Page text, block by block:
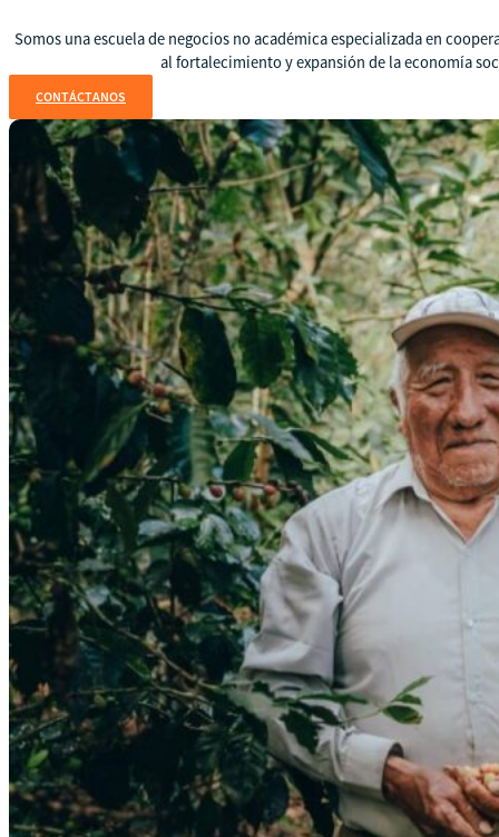
Somos una escuela de negocios no académica especializada en
al fortalecimiento y expansión de la economía
CONTÁCTANOS